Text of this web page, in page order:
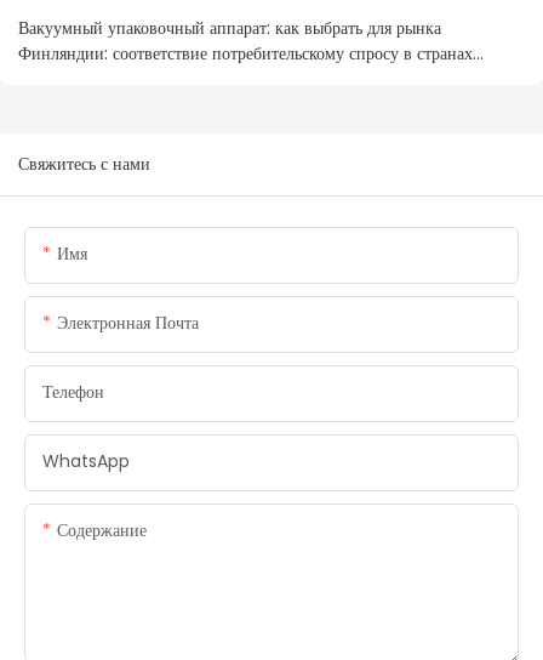
Вакуумный упаковочный аппарат: как выбрать для рынка
Финляндии: соответствие потребительскому спросу в странах
Свяжитесь с нами
Имя
Электронная Почта
Телефон
WhatsApp
Содержание